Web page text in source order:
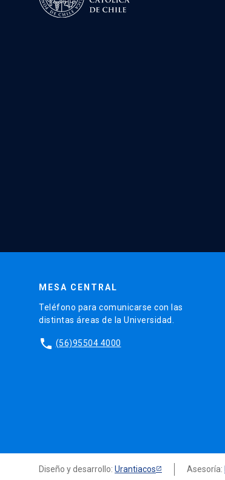
MESA CENTRAL
Teléfono para comunicarse con las
distintas áreas de la Universidad.
phone (56)95504 4000
Diseño y desarrollo: Urantiacos Asesoría: